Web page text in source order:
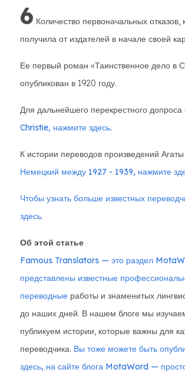
6 Количество первоначальных отказов,
получила от издателей в начале своей
Ее первый роман «Таинственное дело в
опубликован в 1920 году.
Для дальнейшего перекрестного допроса
Christie, нажмите здесь.
К истории переводов произведений
Немецкий между 1927 - 1939, нажмите
Чтобы узнать больше известных
здесь.
Об этой статье
Famous Translators — это раздел
представлены известные
переводные работы и знаменитых
до наших дней. В нашем блоге мы
публикуем истории, которые важны для
переводчика. Вы тоже можете быть
здесь, на сайте блога MotaWord —